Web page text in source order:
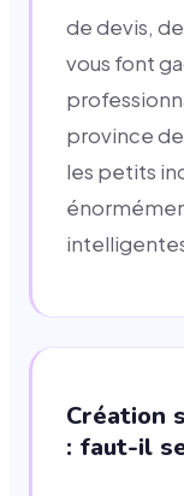
de devis,
vous font
province
les petits
Création
: faut-il